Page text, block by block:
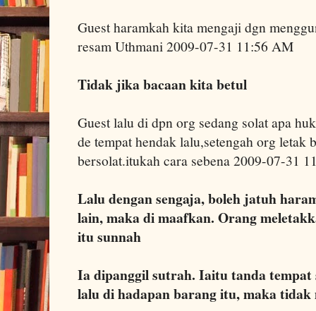
Guest haramkah kita mengaji dgn
resam Uthmani 2009-07-31 11:56 AM
Tidak jika bacaan kita betul
Guest lalu di dpn org sedang solat apa
de tempat hendak lalu,setengah org letak
bersolat.itukah cara sebena 2009-07-31
Lalu dengan sengaja, boleh jatuh
lain, maka di maafkan. Orang
itu sunnah
Ia dipanggil sutrah. Iaitu tanda tempat
lalu di hadapan barang itu, maka tidak